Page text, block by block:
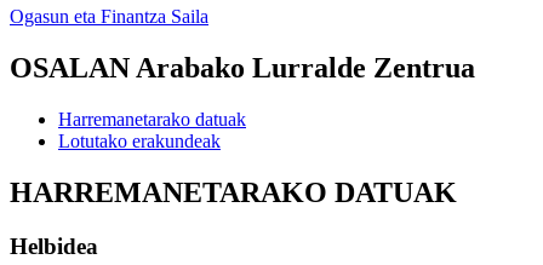
Ogasun eta Finantza Saila
OSALAN Arabako Lurralde Zentrua
Harremanetarako datuak
Lotutako erakundeak
HARREMANETARAKO DATUAK
Helbidea